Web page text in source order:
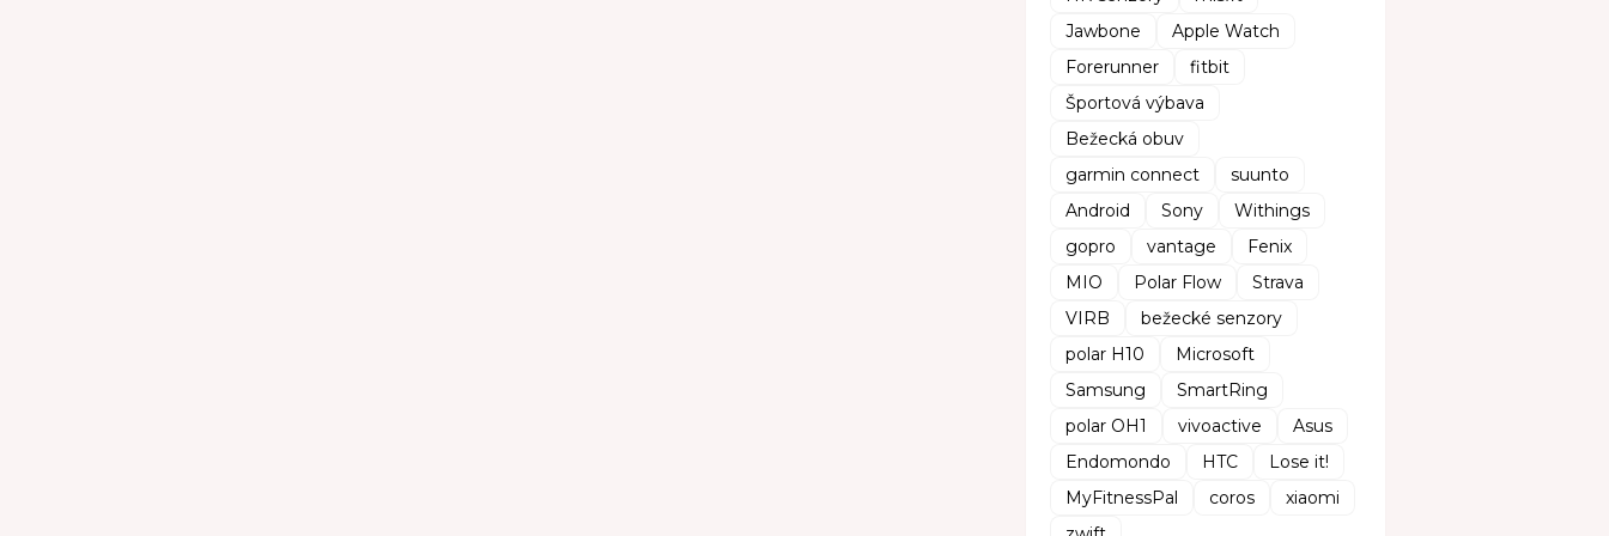
Jawbone
Apple Watch
Forerunner
fitbit
Športová výbava
Bežecká obuv
garmin connect
suunto
Android
Sony
Withings
gopro
vantage
Fenix
MIO
Polar Flow
Strava
VIRB
bežecké senzory
polar H10
Microsoft
Samsung
SmartRing
polar OH1
vivoactive
Asus
Endomondo
HTC
Lose it!
MyFitnessPal
coros
xiaomi